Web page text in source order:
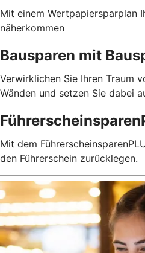
Mit einem Wertpapiersparplan
näherkommen
Bausparen mit
Verwirklichen Sie Ihren Traum
Wänden und setzen Sie dabei
Mit dem
den Führerschein zurücklegen.